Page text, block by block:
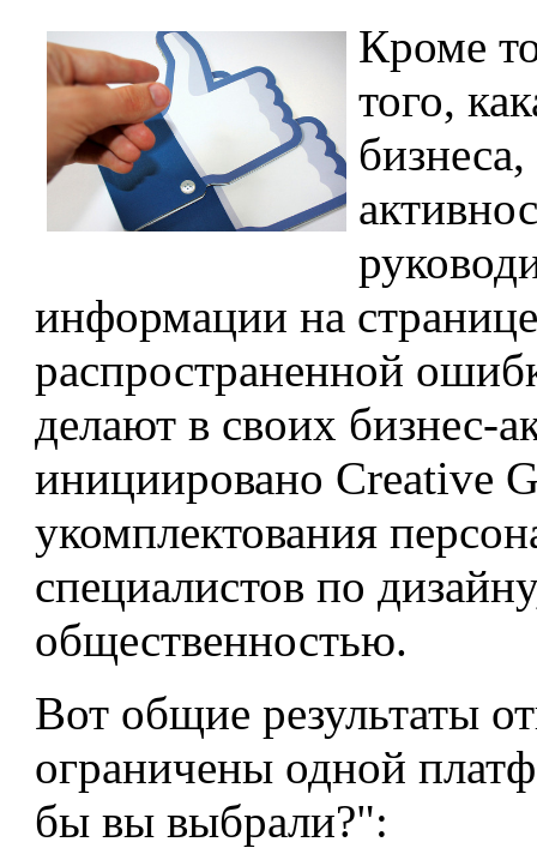
Кроме
того,
информации на
распространенной
делают в своих бизнес-
инициировано Creative
укомплектования
специалистов по
общественностью.
Вот общие результаты
ограничены одной
бы вы выбрали?":